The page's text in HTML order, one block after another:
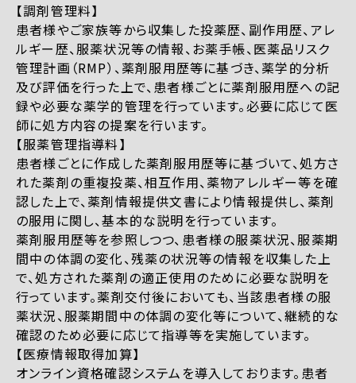
【調剤管理料】
患者様やご家族等から収集した投薬歴、副作用歴、アレ
ルギー歴、服薬状況等の情報、お薬手帳、医薬品リスク
管理計画（RMP）、薬剤服用歴等に基づき、薬学的分析
及び評価を行った上で、患者様ごとに薬剤服用歴への記
録や必要な薬学的管理を行っています。必要に応じて医
師に処方内容の提案を行います。
【服薬管理指導料】
患者様ごとに作成した薬剤服用歴等に基づいて、処方さ
れた薬剤の重複投薬、相互作用、薬物アレルギー等を確
認した上で、薬剤情報提供文書により情報提供し、薬剤
の服用に関し、基本的な説明を行っています。
薬剤服用歴等を参照しつつ、患者様の服薬状況、服薬期
間中の体調の変化、残薬の状況等の情報を収集した上
で、処方された薬剤の適正使用のために必要な説明を
行っています。薬剤交付後においても、当該患者様の服
薬状況、服薬期間中の体調の変化等について、継続的な
確認のため必要に応じて指導等を実施しています。
【医療情報取得加算】
オンライン資格確認システムを導入しております。患者